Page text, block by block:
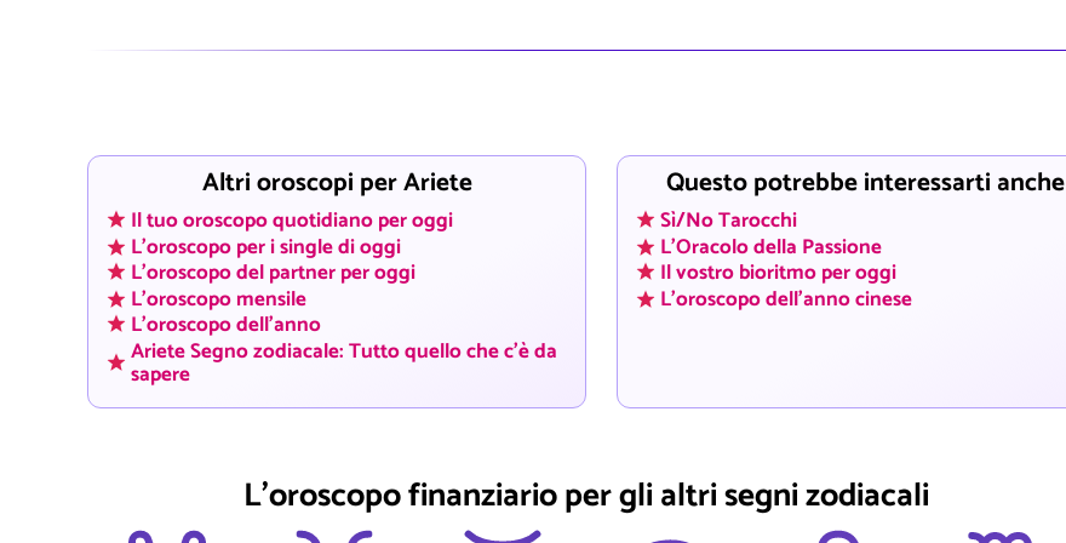
Altri oroscopi per Ariete
Il tuo oroscopo quotidiano per oggi
L'oroscopo per i single di oggi
L'oroscopo del partner per oggi
L'oroscopo mensile
L'oroscopo dell'anno
Ariete Segno zodiacale: Tutto quello che c'è da
sapere
Questo potrebbe interessarti anche
Sì/No Tarocchi
L'Oracolo della Passione
Il vostro bioritmo per oggi
L'oroscopo dell'anno cinese
L'oroscopo finanziario per gli altri segni zodiacali